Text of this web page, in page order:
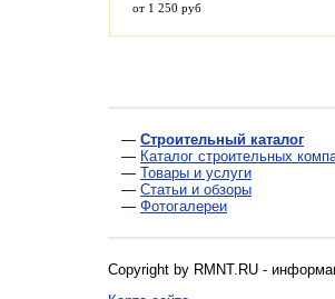
от 1 250 руб
— Строительный каталог
— Каталог строительных
— Товары и услуги
— Статьи и обзоры
— Фотогалереи
Copyright by RMNT.RU -